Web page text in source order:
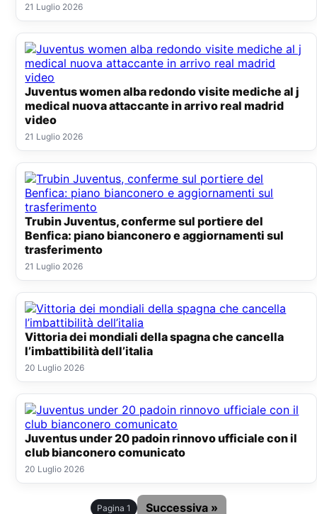
21 Luglio 2026
Juventus women alba redondo visite mediche al j
medical nuova attaccante in arrivo real madrid
video
21 Luglio 2026
Trubin Juventus, conferme sul portiere del
Benfica: piano bianconero e aggiornamenti sul
trasferimento
21 Luglio 2026
Vittoria dei mondiali della spagna che cancella
l’imbattibilità dell’italia
20 Luglio 2026
Juventus under 20 padoin rinnovo ufficiale con il
club bianconero comunicato
20 Luglio 2026
Pagina 1 Successiva »